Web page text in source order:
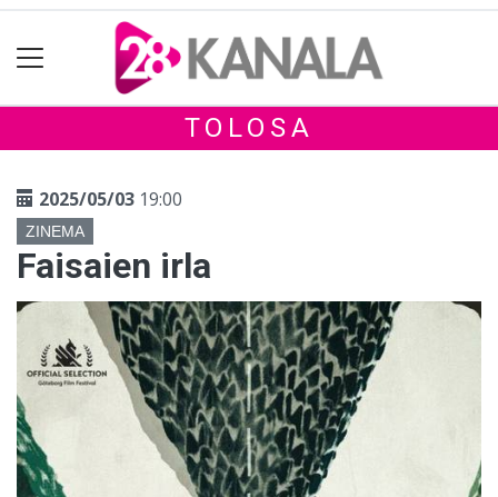
TOLOSA
2025/05/03 19:00
ZINEMA
Faisaien irla